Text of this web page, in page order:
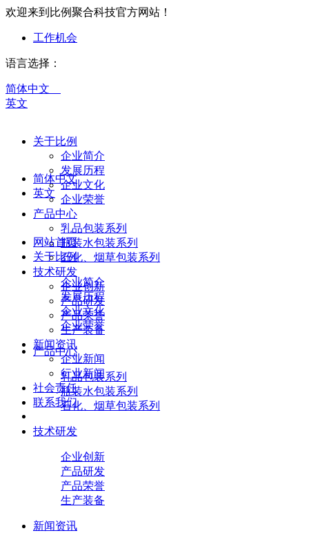
欢迎来到比例聚合科技官方网站！
工作机会
语言选择：
简体中文
英文
关于比例
企业简介
发展历程
企业文化
企业荣誉
产品中心
乳品包装系列
瓶装水包装系列
石化、烟草包装系列
技术研发
企业创新
产品研发
产品荣誉
生产装备
新闻资讯
企业新闻
行业新闻
社会责任
联系我们
简体中文
英文
网站首页
关于比例
企业简介
发展历程
企业文化
企业荣誉
产品中心
乳品包装系列
瓶装水包装系列
石化、烟草包装系列
技术研发
企业创新
产品研发
产品荣誉
生产装备
新闻资讯